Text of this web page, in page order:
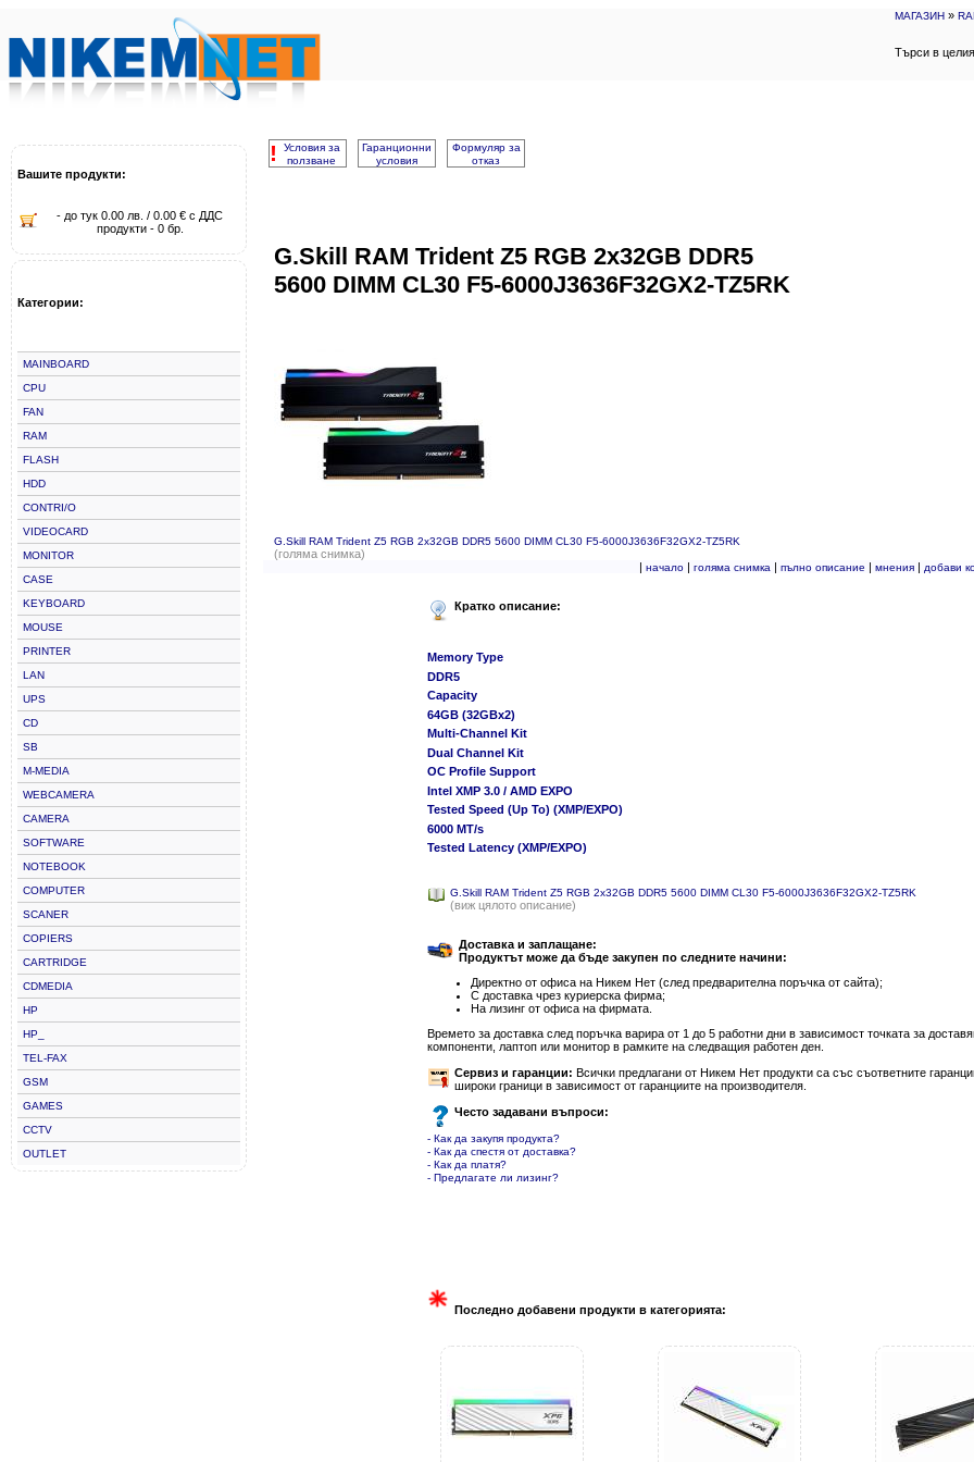
МАГАЗИН »
Търси в
Вашите продукти:
- до тук 0.00 лв. / 0.00 € с ДДС
продукти - 0 бр.
Категории:
MAINBOARD
CPU
FAN
RAM
FLASH
HDD
CONTRI/O
VIDEOCARD
MONITOR
CASE
KEYBOARD
MOUSE
PRINTER
LAN
UPS
CD
SB
M-MEDIA
WEBCAMERA
CAMERA
SOFTWARE
NOTEBOOK
COMPUTER
SCANER
COPIERS
CARTRIDGE
CDMEDIA
HP
HP_
TEL-FAX
GSM
GAMES
CCTV
OUTLET
!
Условия за
ползване
Гаранционни
условия
Формуляр за
отказ
G.Skill RAM Trident Z5 RGB 2x32GB DDR5
5600 DIMM CL30 F5-6000J3636F32GX2-TZ5RK
G.Skill RAM Trident Z5 RGB 2x32GB DDR5 5600 DIMM CL30 F5-6000J3636F32GX2-TZ5RK
(голяма снимка)
| начало| голяма снимка | пълно описание | мнения| добави
Кратко описание:
Memory Type
DDR5
Capacity
64GB (32GBx2)
Multi-Channel Kit
Dual Channel Kit
OC Profile Support
Intel XMP 3.0 / AMD EXPO
Tested Speed (Up To) (XMP/EXPO)
6000 MT/s
Tested Latency (XMP/EXPO)
G.Skill RAM Trident Z5 RGB 2x32GB DDR5 5600 DIMM CL30 F5-6000J3636F32GX2-TZ5RK
(виж цялото описание)
Доставка и заплащане:
Продуктът може да бъде закупен по следните начини:
Директно от офиса на Никем Нет (след предварителна поръчка от сайта);
С доставка чрез куриерска фирма;
На лизинг от офиса на фирмата.
Времето за доставка след поръчка варира от 1 до 5 работни дни в зависимост точката за
компоненти, лаптоп или монитор в рамките на следващия работен ден.
Сервиз и гаранции: Всички предлагани от Никем Нет продукти са със съответните
широки граници в зависимост от гаранциите на производителя.
Често задавани въпроси:
- Как да закупя продукта?
- Как да спестя от доставка?
- Как да платя?
- Предлагате ли лизинг?
Последно добавени продукти в категорията: